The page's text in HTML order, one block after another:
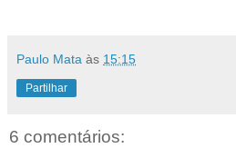
Paulo Mata às 15:15
Partilhar
6 comentários: